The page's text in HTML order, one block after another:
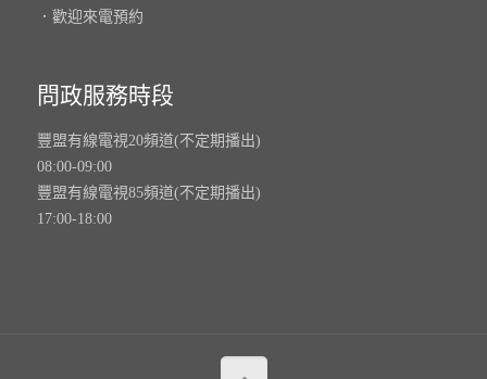
．歡迎來電預約
問政服務時段
豐盟有線電視20頻道(不定期播出)
08:00-09:00
豐盟有線電視85頻道(不定期播出)
17:00-18:00